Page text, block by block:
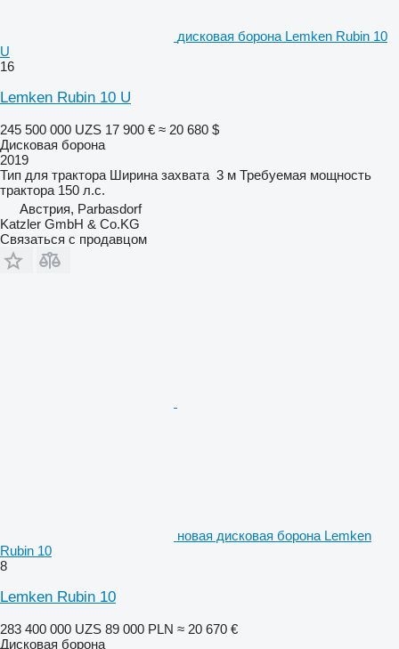
дисковая борона Lemken Rubin 10
U
16
Lemken Rubin 10 U
245 500 000 UZS 17 900 € ≈ 20 680 $
Дисковая борона
2019
Тип для трактора Ширина захвата 3 м Требуемая мощность
трактора 150 л.с.
Австрия, Parbasdorf
Katzler GmbH & Co.KG
Связаться с продавцом
новая дисковая борона Lemken
Rubin 10
8
Lemken Rubin 10
283 400 000 UZS 89 000 PLN ≈ 20 670 €
Дисковая борона